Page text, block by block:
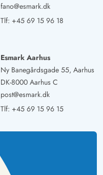
fano@esmark.dk
Tlf: +45 69 15 96 18
Esmark Aarhus
Ny Banegårdsgade 55, Aarhus
DK-8000 Aarhus C
post@esmark.dk
Tlf: +45 69 15 96 15